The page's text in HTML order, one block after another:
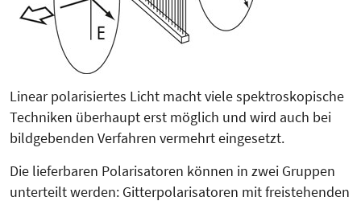
Linear polarisiertes Licht macht viele spektroskopische
Techniken überhaupt erst möglich und wird auch bei
bildgebenden Verfahren vermehrt eingesetzt.
Die lieferbaren Polarisatoren können in zwei Gruppen
unterteilt werden: Gitterpolarisatoren mit freistehenden